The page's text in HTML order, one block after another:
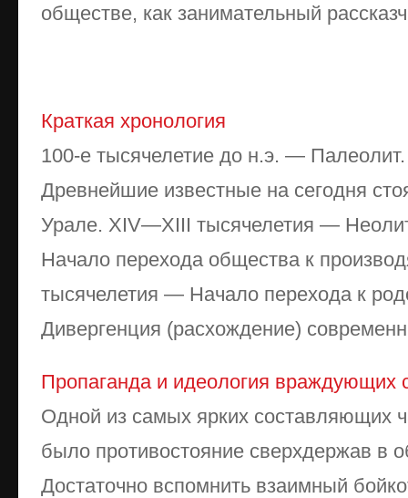
обществе, как занимательный
Краткая хронология
100-е тысячелетие до н.э. —
Древнейшие известные на сегодня
Урале. XIV—XIII тысячелетия —
Начало перехода общества к
тысячелетия — Начало перехода к
Дивергенция (расхождение)
Пропаганда и идеология враждующих
Одной из самых ярких составляющих
было противостояние сверхдержав в
Достаточно вспомнить взаимный